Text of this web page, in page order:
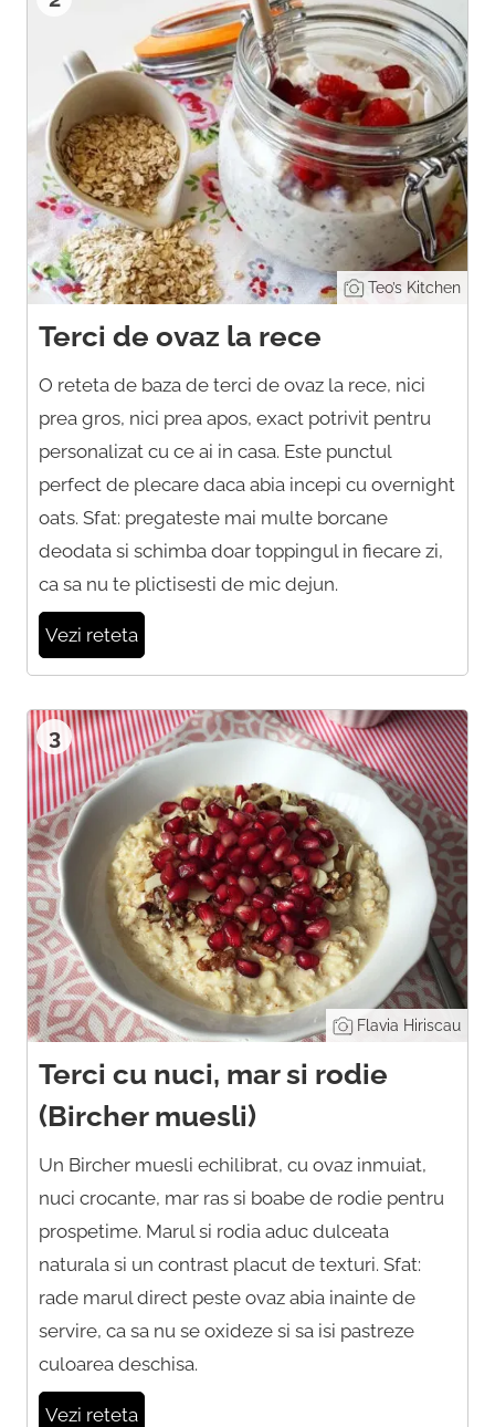
Teo’s Kitchen
Terci de ovaz la rece
O reteta de baza de terci de ovaz la rece, nici
prea gros, nici prea apos, exact potrivit pentru
personalizat cu ce ai in casa. Este punctul
perfect de plecare daca abia incepi cu overnight
oats. Sfat: pregateste mai multe borcane
deodata si schimba doar toppingul in fiecare zi,
ca sa nu te plictisesti de mic dejun.
Vezi reteta
3
Flavia Hiriscau
Terci cu nuci, mar si rodie
(Bircher muesli)
Un Bircher muesli echilibrat, cu ovaz inmuiat,
nuci crocante, mar ras si boabe de rodie pentru
prospetime. Marul si rodia aduc dulceata
naturala si un contrast placut de texturi. Sfat:
rade marul direct peste ovaz abia inainte de
servire, ca sa nu se oxideze si sa isi pastreze
culoarea deschisa.
Vezi reteta